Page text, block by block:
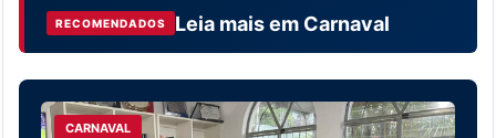
RECOMENDADOS Leia mais em Carnaval
CARNAVAL